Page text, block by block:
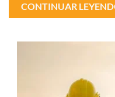
CONTINUAR